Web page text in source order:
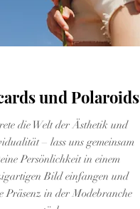
Fashion
und Polaroids
die Welt der Ästhetik und
– lass uns gemeinsam
Persönlichkeit in einem
Bild einfangen und
Präsenz in der Modebranche